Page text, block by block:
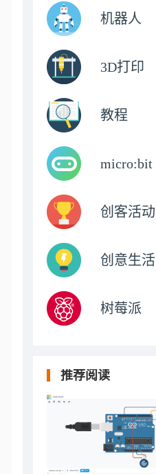
机器人
3D打印
教程
micro:bit
创客活动
创意生活
树莓派
推荐阅读